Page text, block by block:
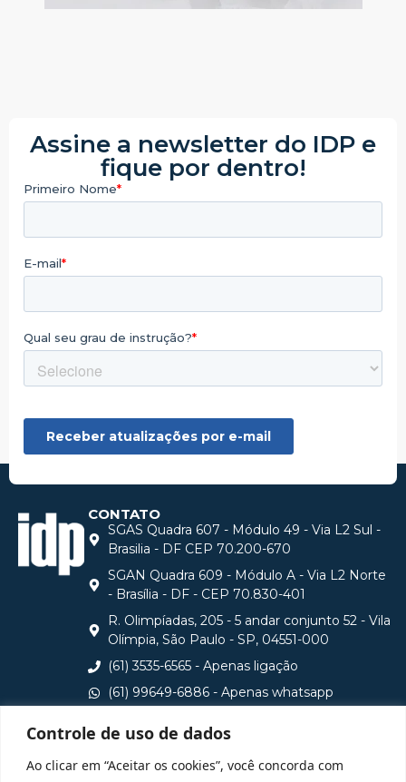
Controle de uso de dados
Ao clicar em “Aceitar os cookies”, você concorda com
Assine a newsletter do IDP e
fique por dentro!
CONTATO
SGAS Quadra 607 - Módulo 49 - Via L2 Sul -
Brasilia - DF CEP 70.200-670
SGAN Quadra 609 - Módulo A - Via L2 Norte
- Brasília - DF - CEP 70.830-401
R. Olimpíadas, 205 - 5 andar conjunto 52 - Vila
Olímpia, São Paulo - SP, 04551-000
(61) 3535-6565 - Apenas ligação
(61) 99649-6886 - Apenas whatsapp
Consulte aqui o cadastro da Instituição no Sistema e-
MEC